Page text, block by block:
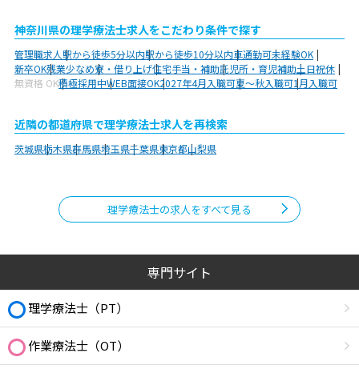
神奈川県の理学療法士求人をこだわり条件で探す
管理職求人駅から徒歩5分以内駅から徒歩10分以内車通勤可未経験OK
新卒OK残業少なめ寮・借り上げ住宅手当・補助託児所・育児補助土日祝休
無資格 OK積極採用中WEB面接OK2027年4月入職可夏～秋入職可1月入職可
近隣の都道府県で理学療法士求人を再検索
茨城県栃木県群馬県埼玉県千葉県東京都山梨県
理学療法士の求人をすべて見る
専門サイト
理学療法士（PT）
作業療法士（OT）